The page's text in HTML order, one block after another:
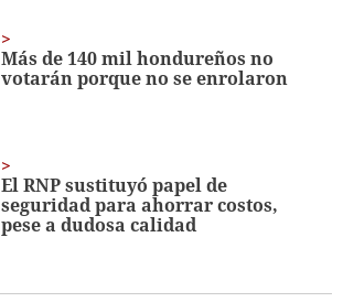
Más de 140 mil hondureños no
votarán porque no se enrolaron
El RNP sustituyó papel de
seguridad para ahorrar costos,
pese a dudosa calidad